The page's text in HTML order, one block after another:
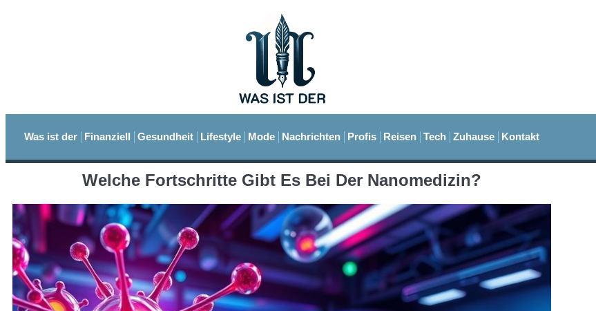
Was ist der Finanziell Gesundheit Lifestyle Mode Nachrichten Profis Reisen Tech Zuhause Kontakt
Welche Fortschritte Gibt Es Bei Der Nanomedizin?